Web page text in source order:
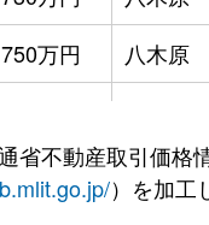
750万円 八木原
500万円 八木原
省不動産取引価格
）を加工